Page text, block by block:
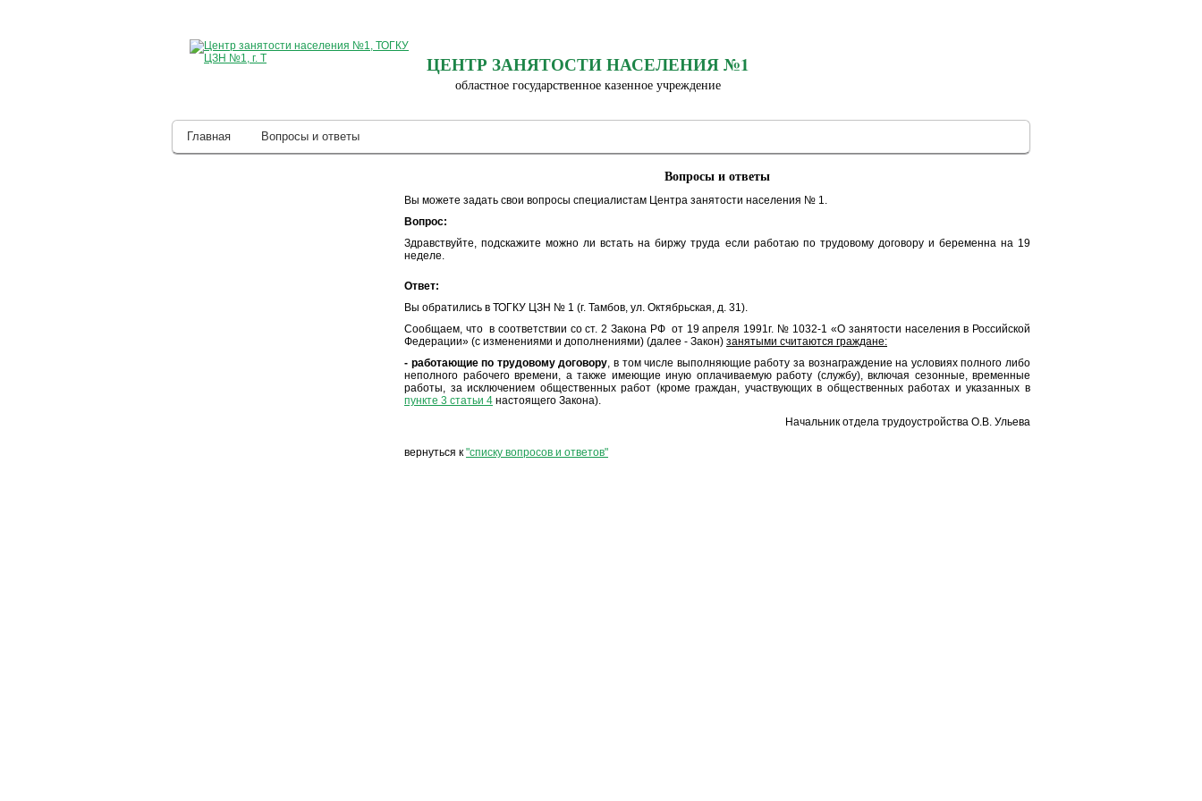
ЦЕНТР ЗАНЯТОСТИ НАСЕЛЕНИЯ №1
областное государственное казенное учреждение
Главная Вопросы и ответы
Вопросы и ответы
Вы можете задать свои вопросы специалистам Центра занятости населения № 1.
Вопрос:
Здравствуйте, подскажите можно ли встать на биржу труда если работаю по трудовому договору и беременна на 19
неделе.
Ответ:
Вы обратились в ТОГКУ ЦЗН № 1 (г. Тамбов, ул. Октябрьская, д. 31).
Сообщаем, что в соответствии со ст. 2 Закона РФ от 19 апреля 1991г. № 1032-1 «О занятости населения в Российской
Федерации» (с изменениями и дополнениями) (далее - Закон) занятыми считаются граждане:
- работающие по трудовому договору, в том числе выполняющие работу за вознаграждение на условиях полного либо
неполного рабочего времени, а также имеющие иную оплачиваемую работу (службу), включая сезонные, временные
работы, за исключением общественных работ (кроме граждан, участвующих в общественных работах и указанных в
пункте 3 статьи 4 настоящего Закона).
Начальник отдела трудоустройства О.В. Ульева
вернуться к "списку вопросов и ответов"